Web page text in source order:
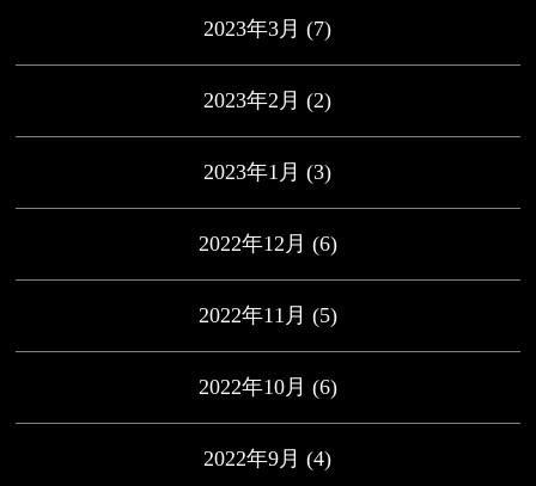
2023年3月 (7)
2023年2月 (2)
2023年1月 (3)
2022年12月 (6)
2022年11月 (5)
2022年10月 (6)
2022年9月 (4)